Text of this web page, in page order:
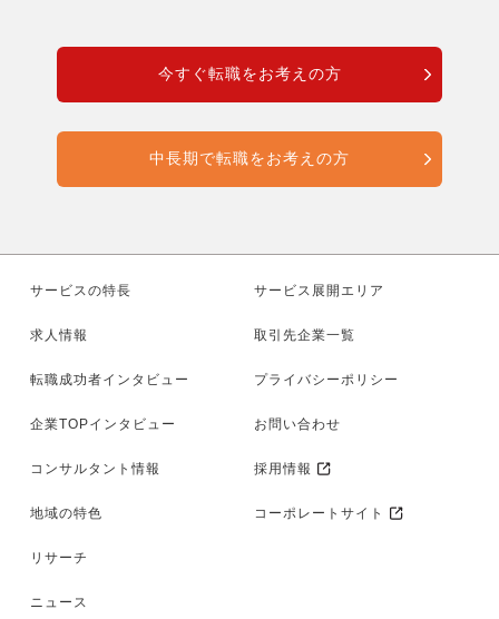
今すぐ転職をお考えの方
中長期で転職をお考えの方
サービスの特長
求人情報
転職成功者インタビュー
企業TOPインタビュー
コンサルタント情報
地域の特色
リサーチ
ニュース
サービス展開エリア
取引先企業一覧
プライバシーポリシー
お問い合わせ
採用情報
コーポレートサイト